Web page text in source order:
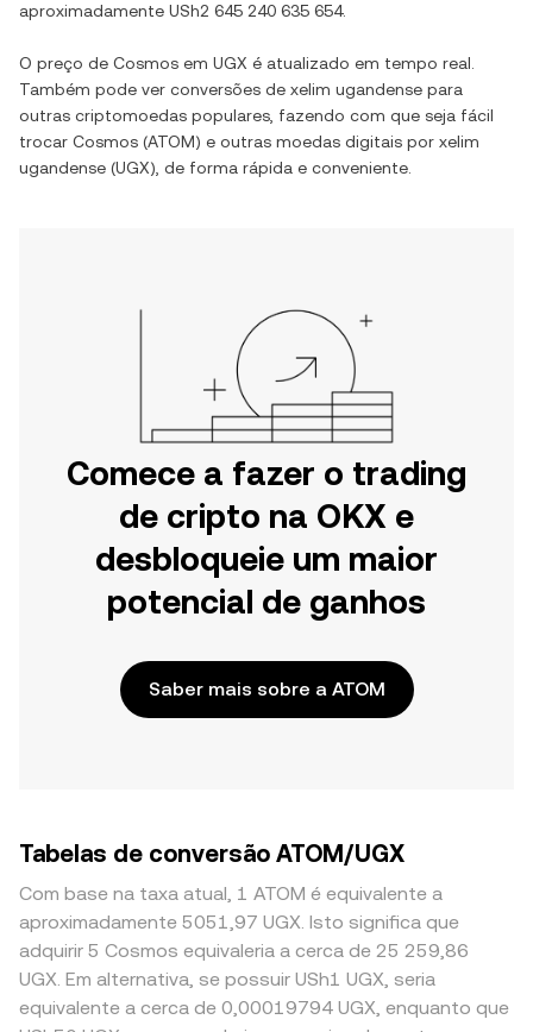
aproximadamente USh2 645 240 635 654.
O preço de Cosmos em UGX é atualizado em tempo real.
Também pode ver conversões de xelim ugandense para
outras criptomoedas populares, fazendo com que seja fácil
trocar Cosmos (ATOM) e outras moedas digitais por xelim
ugandense (UGX), de forma rápida e conveniente.
Comece a fazer o trading
de cripto na OKX e
desbloqueie um maior
potencial de ganhos
Saber mais sobre a ATOM
Tabelas de conversão ATOM/UGX
Com base na taxa atual, 1 ATOM é equivalente a
aproximadamente 5051,97 UGX. Isto significa que
adquirir 5 Cosmos equivaleria a cerca de 25 259,86
UGX. Em alternativa, se possuir USh1 UGX, seria
equivalente a cerca de 0,00019794 UGX, enquanto que